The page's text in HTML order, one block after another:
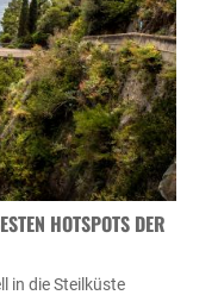
HOTSPOTS DER A
in die Steilküste